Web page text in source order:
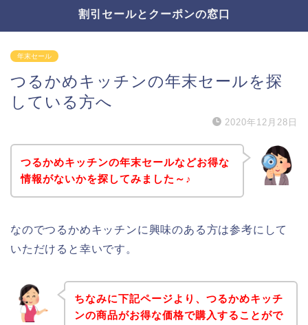
割引セールとクーポンの窓口
年末セール
つるかめキッチンの年末セールを探
している方へ
2020年12月28日
つるかめキッチンの年末セールなどお得な
情報がないかを探してみました～♪
なのでつるかめキッチンに興味のある方は参考にして
いただけると幸いです。
ちなみに下記ページより、つるかめキッチ
ンの商品がお得な価格で購入することがで